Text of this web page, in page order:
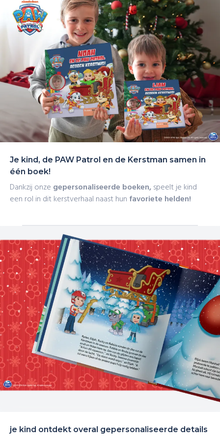
vriendschap en een avontuurlijke en behulpzame
houding.
Snelle levering
Je kind, de PAW Patrol en de Kerstman samen in
één boek!
Dankzij onze gepersonaliseerde boeken,speelt je kind
een rol in dit kerstverhaal naast hun favoriete helden!
je kind ontdekt overal gepersonaliseerde details